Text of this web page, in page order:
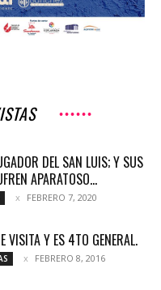
DEL SAN LUIS; Y SUS
APARATOSO...
FEBRERO 7, 2020
VISITA Y ES 4TO GENERAL.
FEBRERO 8, 2016